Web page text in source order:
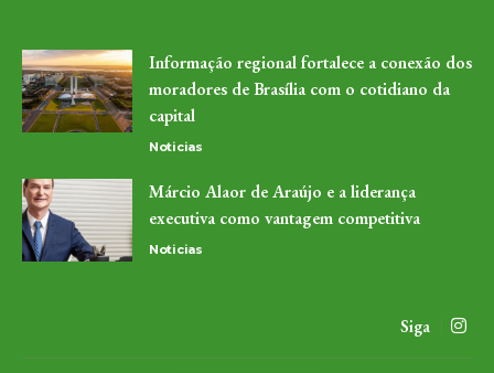
Informação regional fortalece a conexão dos
moradores de Brasília com o cotidiano da
capital
Noticias
Márcio Alaor de Araújo e a liderança
executiva como vantagem competitiva
Noticias
Siga